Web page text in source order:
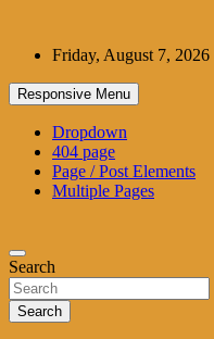
contentFriday, August 7, 2026
Responsive Menu
Dropdown
404 page
Page / Post Elements
Multiple Pages
Search
Search